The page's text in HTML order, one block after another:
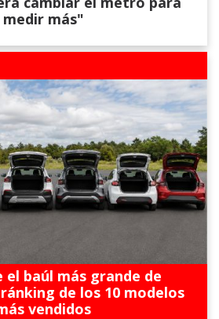
medir más"
el baúl más grande de
de los 10 modelos
vendidos